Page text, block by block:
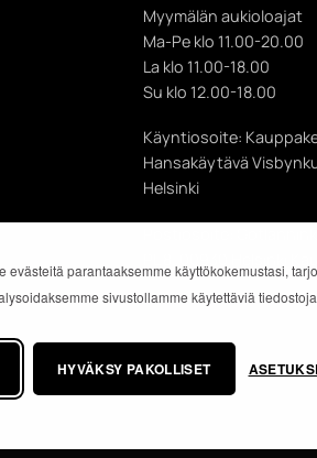
evästeitä parantaaksemme käyttökokemustasi,
sivustollamme käytettäviä
HYVÄKSY PAKOLLISET
Myymälän aukioloajat
Ma-Pe klo 11.00-20.00
La klo 11.00-18.00
Su klo 12.00-18.00
Käyntiosoite:
Hansakäytävä
Helsinki